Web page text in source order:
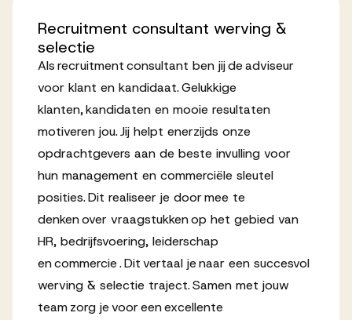
Ons team
Aanmelden
Werken bij AV
Voor kandidaten
Inspiratie
Recruitment consultant werving &
selectie
Als recruitment consultant ben jij de adviseur
voor klant en kandidaat. Gelukkige
klanten, kandidaten en mooie resultaten
motiveren jou. Jij helpt enerzijds onze
opdrachtgevers aan de beste invulling voor
hun management en commerciële sleutel
posities. Dit realiseer je door mee te
denken over vraagstukken op het gebied van
HR, bedrijfsvoering, leiderschap
en commercie . Dit vertaal je naar een succesvol
werving & selectie traject. Samen met jouw
team zorg je voor een excellente